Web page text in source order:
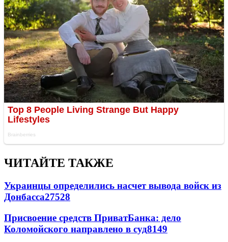
ЧИТАЙТЕ ТАКЖЕ
Украинцы определились насчет вывода войск из
Донбасса27528
Присвоение средств ПриватБанка: дело
Коломойского направлено в суд8149